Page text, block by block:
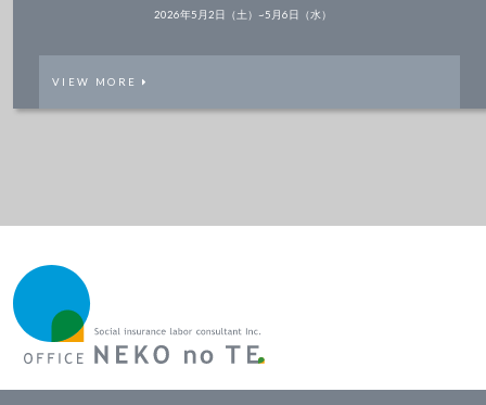
2026年5月2日（土）~5月6日（水）
VIEW MORE